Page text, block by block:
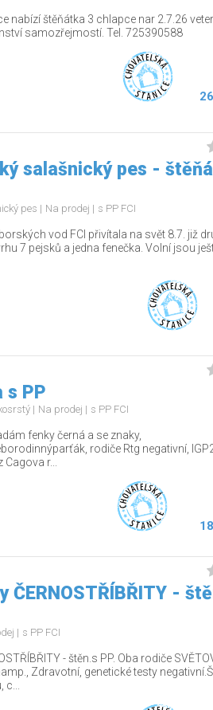
nabízí štěňátka 3 chlapce nar 2.7.26
samozřejmostí. Tel. 725390588
salašnický pes -
pes Na prodej s PP FCI
vod FCI přivítala na svět 8.7. již
7 pejsků a jedna fenečka. Volní jsou
s PP
Na prodej s PP FCI
fenky černá a se znaky,
rodiče Rtg negativní,
r...
ČERNOSTŘÍBŘITY -
s PP FCI
- štěn.s PP. Oba rodiče
Zdravotní, genetické testy